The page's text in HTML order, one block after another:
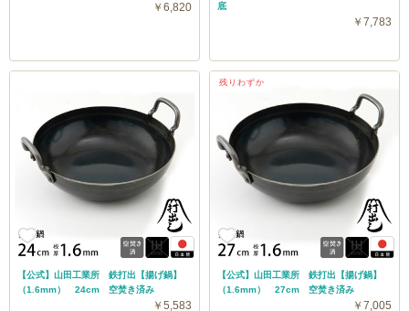
￥6,820
底
￥7,783
【公式】山田工業所 鉄打出【揚げ鍋】
（1.6mm） 24cm 空焚き済み
￥5,583
【公式】山田工業所 鉄打出【揚げ鍋】
（1.6mm） 27cm 空焚き済み
￥7,005
残りわずか